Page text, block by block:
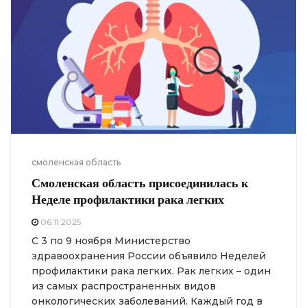
смоленская область
Смоленская область присоединилась к
Неделе профилактики рака легких
06.11.2025
С 3 по 9 ноября Министерство
здравоохранения России объявило Неделей
профилактики рака легких. Рак легких – один
из самых распространенных видов
онкологических заболеваний. Каждый год в